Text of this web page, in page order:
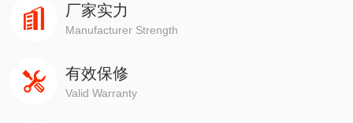
厂家实力
Manufacturer Strength
有效保修
Valid Warranty